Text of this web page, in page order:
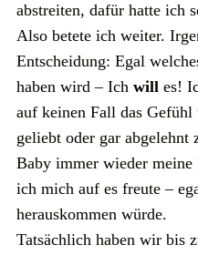
abstreiten, dafür hatte ich
Also betete ich weiter.
Entscheidung: Egal
haben wird – Ich will es!
auf keinen Fall das
geliebt oder gar abgelehnt
Baby immer wieder meine
ich mich auf es freute –
herauskommen würde.
Tatsächlich haben wir bis